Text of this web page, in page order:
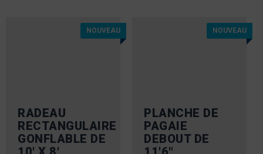
NOUVEAU
RADEAU
RECTANGULAIRE
GONFLABLE DE
NOUVEAU
PLANCHE DE
PAGAIE
DEBOUT DE